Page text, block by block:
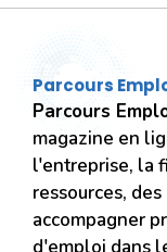
Parcours
Parcours
magazine en
l'entreprise, la
ressources,
accompagner